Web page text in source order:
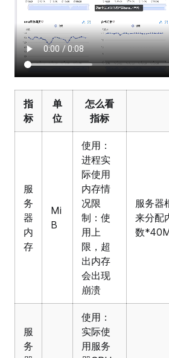
指
标
单
位
怎么看
指标
服
务
器
内
存
Mi
B
使用：
进程实
际使用
内存情
况限
制：使
用上
限，超
出内存
会出现
崩溃
服务器
来分配
数
服
务
使用：
实际使
用服务